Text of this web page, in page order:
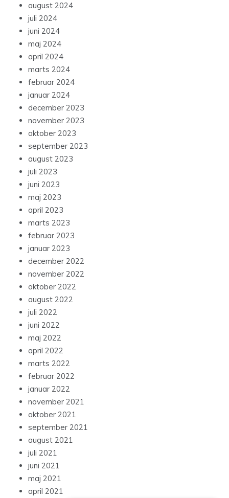
august 2024
juli 2024
juni 2024
maj 2024
april 2024
marts 2024
februar 2024
januar 2024
december 2023
november 2023
oktober 2023
september 2023
august 2023
juli 2023
juni 2023
maj 2023
april 2023
marts 2023
februar 2023
januar 2023
december 2022
november 2022
oktober 2022
august 2022
juli 2022
juni 2022
maj 2022
april 2022
marts 2022
februar 2022
januar 2022
november 2021
oktober 2021
september 2021
august 2021
juli 2021
juni 2021
maj 2021
april 2021